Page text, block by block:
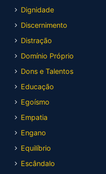
Dignidade
Discernimento
Distração
Domínio Próprio
Dons e Talentos
Educação
Egoísmo
Empatia
Engano
Equilíbrio
Escândalo